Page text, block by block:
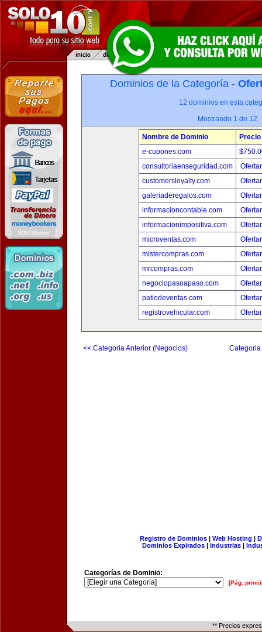
Dominios de la Categoría -
12 dominios en esta
Mostrando 1 de 12
Nombre de Dominio
Precio
e-cupones.com
consultoriaenseguridad.com
customersloyalty.com
galeriaderegalos.com
informacioncontable.com
informacionimpositiva.com
microventas.com
mistercompras.com
mrcompras.com
negociopasoapaso.com
patiodeventas.com
registrovehicular.com
<< Categoria Anterior (Negocios)
Registro de Dominios| Web Hosting |
Dominios Expirados | Industrias |
Categorías de Dominio:
[Pág.
** Precios